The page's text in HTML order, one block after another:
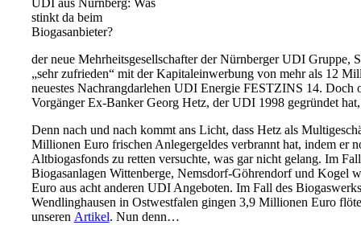
UDI aus Nürnberg: Was
stinkt da beim
Biogasanbieter?
der neue Mehrheitsgesellschafter der Nürnberger UDI Gruppe,
„sehr zufrieden“ mit der Kapitaleinwerbung von mehr als 12
neuestes Nachrangdarlehen UDI Energie FESTZINS 14. Doch
Vorgänger Ex-Banker Georg Hetz, der UDI 1998 gegründet
Denn nach und nach kommt ans Licht, dass Hetz als
Millionen Euro frischen Anlegergeldes verbrannt hat, indem er
Altbiogasfonds zu retten versuchte, was gar nicht gelang. Im
Biogasanlagen Wittenberge, Nemsdorf-Göhrendorf und Kogel
Euro aus acht anderen UDI Angeboten. Im Fall des
Wendlinghausen in Ostwestfalen gingen 3,9 Millionen Euro
unseren Artikel. Nun denn…